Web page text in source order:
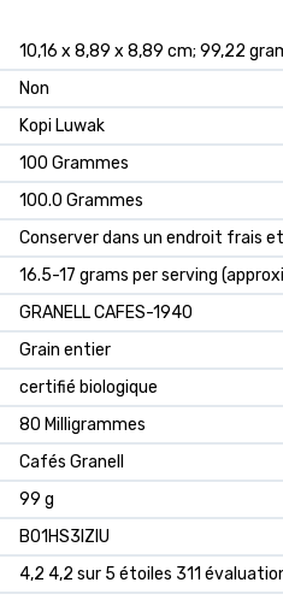
‎10,16 x 8,89 x 8,89 cm; 99,22
‎Non
‎Kopi Luwak
‎100 Grammes
‎100.0 Grammes
‎Conserver dans un endroit frais
‎16.5-17 grams per serving
‎GRANELL CAFES-1940
‎Grain entier
‎certifié biologique
‎80 Milligrammes
‎Cafés Granell
‎99 g
B01HS3IZIU
4,2 4,2 sur 5 étoiles 311